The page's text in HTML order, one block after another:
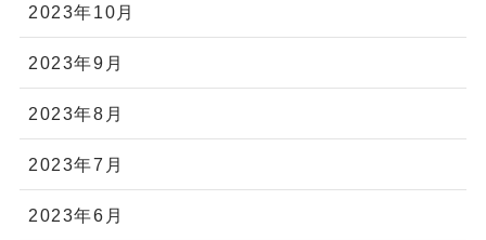
2023年10月
2023年9月
2023年8月
2023年7月
2023年6月